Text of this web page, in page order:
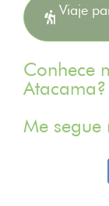
Viaje
Conhece
Atacama?
Me